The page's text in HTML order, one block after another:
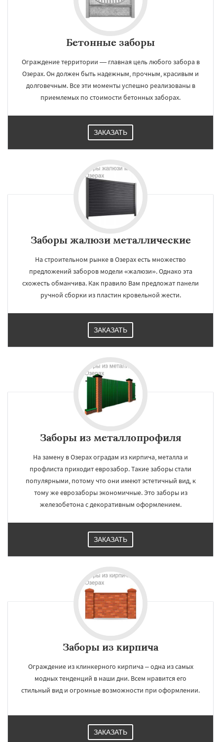
Бетонные заборы
Ограждение территории — главная цель любого забора в
Озерах. Он должен быть надежным, прочным, красивым и
долговечным. Все эти моменты успешно реализованы в
приемлемых по стоимости бетонных заборах.
ЗАКАЗАТЬ
Заборы жалюзи металлические
На строительном рынке в Озерах есть множество
предложений заборов модели «жалюзи». Однако эта
схожесть обманчива. Как правило Вам предложат панели
ручной сборки из пластин кровельной жести.
ЗАКАЗАТЬ
Заборы из металлопрофиля
На замену в Озерах оградам из кирпича, металла и
профлиста приходит еврозабор. Такие заборы стали
популярными, потому что они имеют эстетичный вид, к
тому же еврозаборы экономичные. Это заборы из
железобетона с декоративным оформлением.
ЗАКАЗАТЬ
Заборы из кирпича
Ограждение из клинкерного кирпича – одна из самых
модных тенденций в наши дни. Всем нравится его
стильный вид и огромные возможности при оформлении.
ЗАКАЗАТЬ